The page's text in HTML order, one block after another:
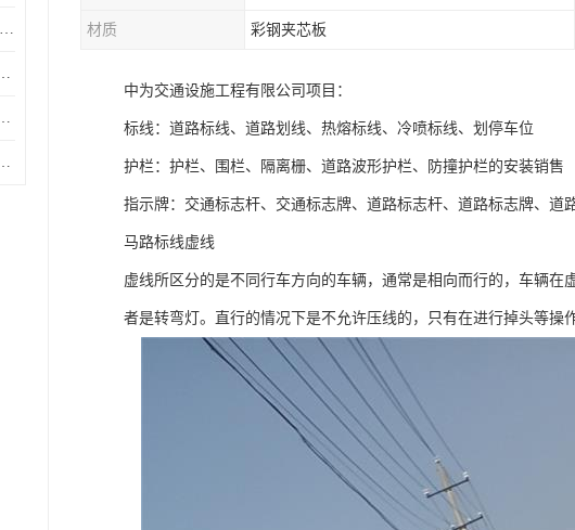
焦作地面交通道路标线方案_强调交通规则
通道路标线 提供可变车道指示
工 分道线 改善交通效率
线价格 改善交通效率
材质 彩钢夹芯板
中为交通设施工程有限公司项目：
标线：道路标线、道路划线、热熔标线、冷喷标线、划停车位
护栏：护栏、围栏、隔离栅、道路波形护栏、防撞护栏的安装销售
指示牌：交通标志杆、交通标志牌、道路标志杆、道路标志牌、道
马路标线虚线
虚线所区分的是不同行车方向的车辆，通常是相向而行的，车辆
者是转弯灯。直行的情况下是不允许压线的，只有在进行掉头等操